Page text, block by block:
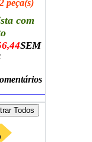
peça(s)
com
SEM